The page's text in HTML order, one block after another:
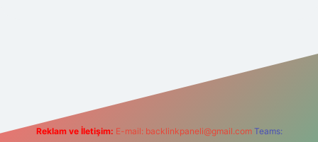
Reklam ve İletişim: E-mail: backlinkpaneli@gmail.com Teams: